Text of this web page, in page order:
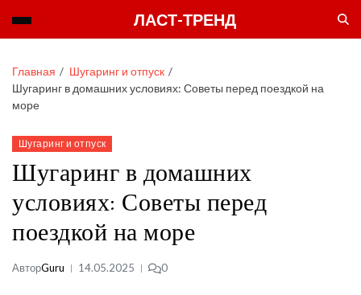
ЛАСТ-ТРЕНД
Главная
Шугаринг и отпуск
Шугаринг в домашних условиях: Советы перед поездкой на
море
Шугаринг и отпуск
Шугаринг в домашних
условиях: Советы перед
поездкой на море
АвторGuru 14.05.2025 0